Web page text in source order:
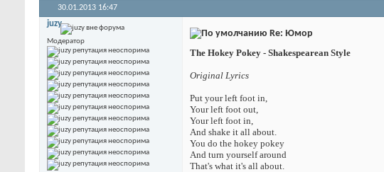
30.01.2013 16:47
juzy
Модератор
Re: Юмор
The Hokey Pokey - Shakespearean Style
Original Lyrics
Put your left foot in,
Your left foot out,
Your left foot in,
And shake it all about.
You do the hokey pokey
And turn yourself around
That's what it's all about.